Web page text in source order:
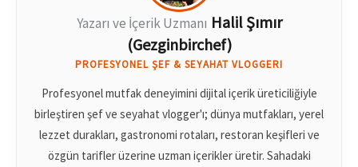
Yazarı ve İçerik Uzmanı Halil Şımır
(Gezginbirchef)
PROFESYONEL ŞEF & SEYAHAT VLOGGERI
Profesyonel mutfak deneyimini dijital içerik üreticiliğiyle
birleştiren şef ve seyahat vlogger'ı; dünya mutfakları, yerel
lezzet durakları, gastronomi rotaları, restoran keşifleri ve
özgün tarifler üzerine uzman içerikler üretir. Sahadaki